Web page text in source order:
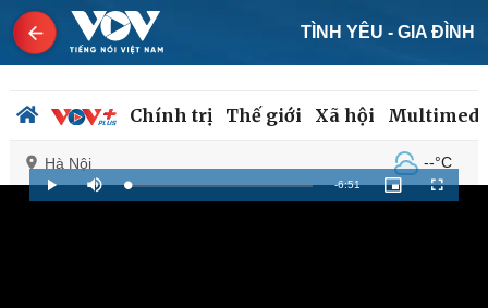
TÌNH YÊU - GIA ĐÌNH
Chính trị Thế giới Xã hội
Hà Nội --°C
Play Mute Loaded:
0%
Remaining
-6:51
Picture-
in-
Fullscreen